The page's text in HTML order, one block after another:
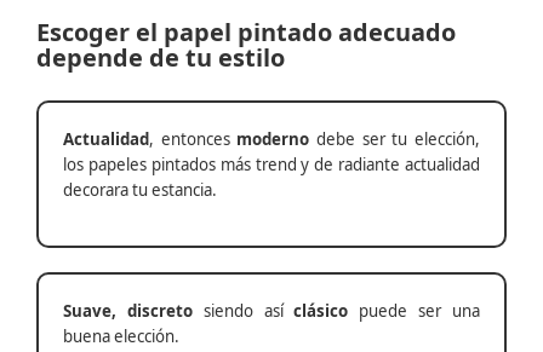
Escoger el papel pintado adecuado
depende de tu estilo
Actualidad, entonces moderno debe ser tu elección,
los papeles pintados más trend y de radiante actualidad
decorara tu estancia.
Suave, discretosiendo asíclásico puede ser una
buena elección.